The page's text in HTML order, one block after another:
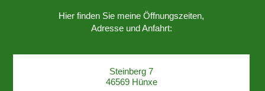
Hier finden Sie meine Öffnungszeiten,
Adresse und Anfahrt:
Steinberg 7
46569 Hünxe